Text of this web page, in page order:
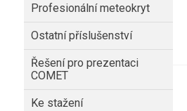
Profesionální meteokryt
Ostatní příslušenství
Řešení pro prezentaci
COMET
Ke stažení